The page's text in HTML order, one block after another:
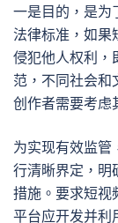
一是目的，是为
法律标准，如果
侵犯他人权利，
范，不同社会和
创作者需要考虑
为实现有效监管
行清晰界定，明
措施。要求短视
平台应开发并利